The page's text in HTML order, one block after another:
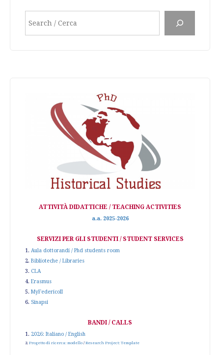
ATTIVITÀ DIDATTICHE / TEACHING ACTIVITIES
a.a. 2025-2026
SERVIZI PER GLI STUDENTI / STUDENT SERVICES
1. Aula dottorandi / Phd students room
2. Biblioteche / Libraries
3. CLA
4. Erasmus
5. MyFedericoII
6. Sinapsi
BANDI / CALLS
1. 2026: Italiano / English
2. Progetto di ricerca: modello /Research Project: Template